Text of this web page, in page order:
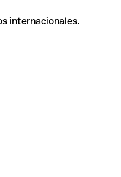
internacionales.